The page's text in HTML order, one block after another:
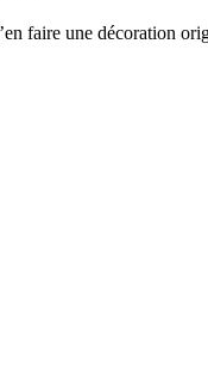
faire une décoration